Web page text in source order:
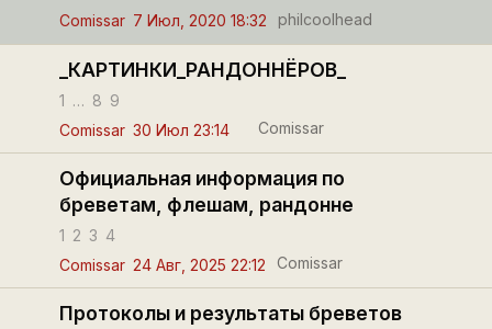
Comissar 7 Июл, 2020 18:32 philcoolhead
_КАРТИНКИ_РАНДОННЁРОВ_
1 8 9
Comissar 30 Июл 23:14 Comissar
Официальная информация по
бреветам, флешам, рандонне
1 2 3 4
Comissar 24 Авг, 2025 22:12 Comissar
Протоколы и результаты бреветов